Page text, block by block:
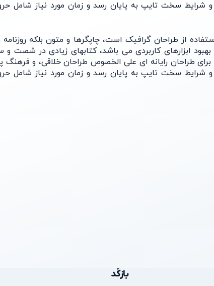
سخت تایپ به پایان رسد و زمان مورد نیاز شامل
از طراحان گرافیک است، چاپگرها و متون بلکه روزنامه
ابزارهای کاربردی می باشد، کتابهای زیادی در شصت
طراحان رایانه ای علی الخصوص طراحان خلاقی، و فرهنگ
سخت تایپ به پایان رسد و زمان مورد نیاز شامل
بازکُد